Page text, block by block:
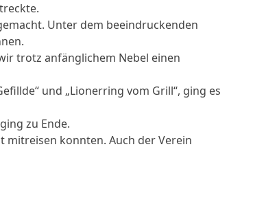
Unter dem beeindruckenden
trotz anfänglichem Nebel einen
und „Lionerring vom Grill“, ging es
zu Ende.
mitreisen konnten. Auch der Verein